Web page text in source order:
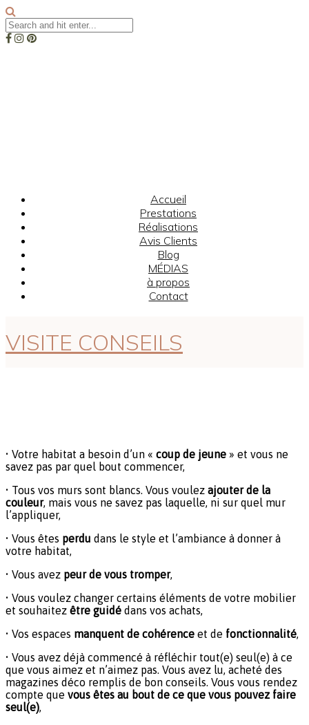
Accueil
Prestations
Réalisations
Avis Clients
Blog
MÉDIAS
à propos
Contact
VISITE CONSEILS
• Votre habitat a besoin d’un « coup de jeune » et vous ne
savez pas par quel bout commencer,
• Tous vos murs sont blancs. Vous voulez ajouter de la
couleur, mais vous ne savez pas laquelle, ni sur quel mur
l’appliquer,
• Vous êtes perdu dans le style et l’ambiance à donner à
votre habitat,
• Vous avez peur de vous tromper,
• Vous voulez changer certains éléments de votre mobilier
et souhaitez être guidé dans vos achats,
• Vos espaces manquent de cohérence et de fonctionnalité,
• Vous avez déjà commencé à réfléchir tout(e) seul(e) à ce
que vous aimez et n’aimez pas. Vous avez lu, acheté des
magazines déco remplis de bon conseils. Vous vous rendez
compte que vous êtes au bout de ce que vous pouvez faire
seul(e),